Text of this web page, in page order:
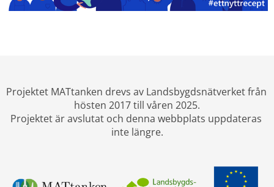
Projektet MATtanken drevs av Landsbygdsnätverket från
hösten 2017 till våren 2025.
Projektet är avslutat och denna webbplats uppdateras
inte längre.